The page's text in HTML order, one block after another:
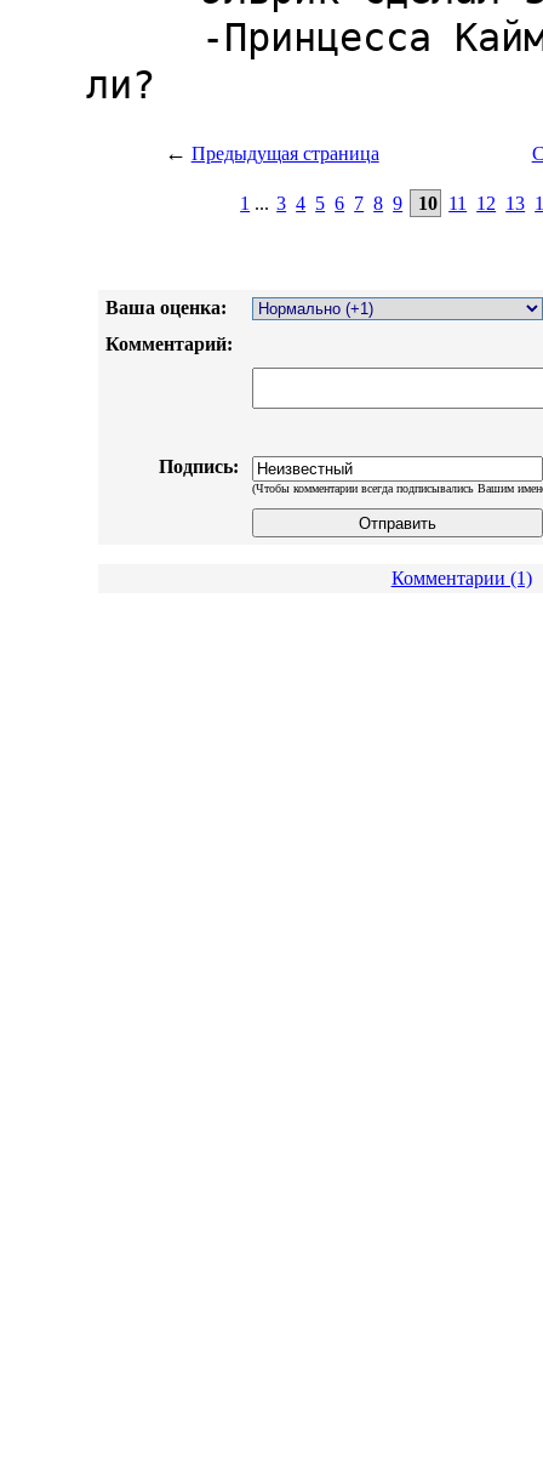
← Предыдущая страница
1 ... 3 4 5 6 7 8 9 10 11 12 13
Ваша оценка:
Комментарий:
Подпись:
(Чтобы комментарии всегда подписывались Вашим
Комментарии (1)